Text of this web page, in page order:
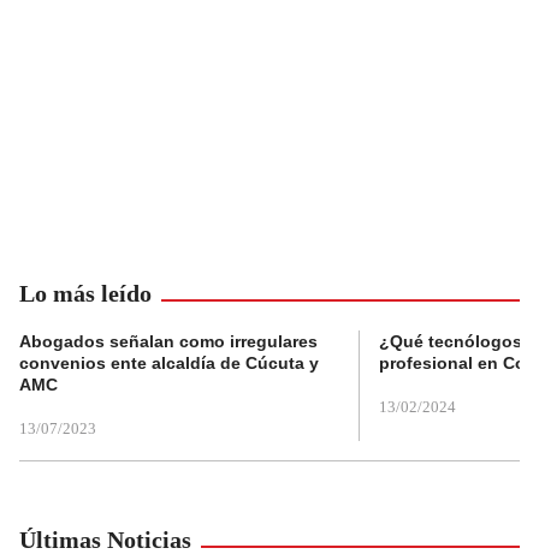
Lo más leído
Abogados señalan como irregulares
convenios ente alcaldía de Cúcuta y
AMC
13/07/2023
¿Qué tecnólogos
profesional en
13/02/2024
Últimas Noticias